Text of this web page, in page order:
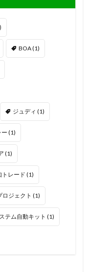
BOA(1)
ジュディ (1)
ー (1)
(1)
トレード (1)
ロジェクト (1)
テム自動キット (1)